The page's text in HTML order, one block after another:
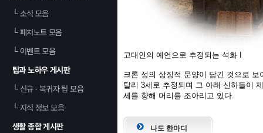
└소식 모음
└패치노트 모음
└이벤트 모음
팁과 노하우 게시판
└신규 · 복귀자 팁 모음
└지식 정보 모음
생활 종합 게시판
고대인의 예언으로 추정되는 석화 I
크론 성의 상징적 문양이 담긴 것으로
탈리 3세로 추정되며 그 아래 신하들이
세를 향해 머리를 조아리고 있다.
나도 한마디